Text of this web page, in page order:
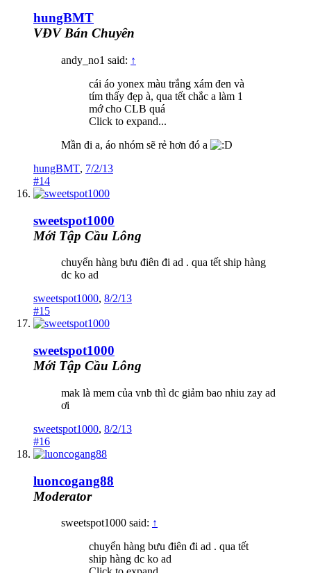
hungBMT
VĐV Bán Chuyên
andy_no1 said: ↑
cái áo yonex màu trắng xám đen và
tím thấy đẹp à, qua tết chắc a làm 1
mớ cho CLB quá
Click to expand...
Mần đi a, áo nhóm sẽ rẻ hơn đó a
hungBMT, 7/2/13
#14
sweetspot1000
Mới Tập Cầu Lông
chuyển hàng bưu điên đi ad . qua tết ship hàng
dc ko ad
sweetspot1000, 8/2/13
#15
sweetspot1000
Mới Tập Cầu Lông
mak là mem của vnb thì dc giảm bao nhiu zay ad
ơi
sweetspot1000, 8/2/13
#16
luoncogang88
Moderator
sweetspot1000 said: ↑
chuyển hàng bưu điên đi ad . qua tết
ship hàng dc ko ad